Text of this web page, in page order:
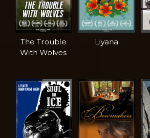
The Trouble
With Wolves
Liyana